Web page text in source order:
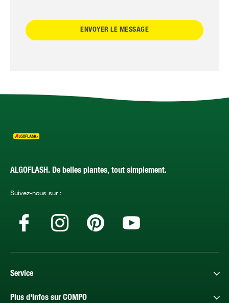
ALGOFLASH. De belles plantes, tout simplement.
Suivez-nous sur :
Service
Plus d'infos sur COMPO